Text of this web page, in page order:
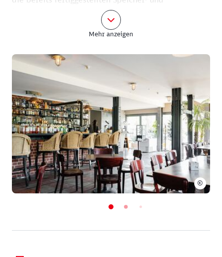
Lagergebäude wurden in Gebrauch genommen,
verfallen jedoch seit Anfang der 1990er Jahre. Sie
wurden zu einem fotogenen Lost Place.
Im Juli 2012 schließlich beschloss der Stadtrat, den
Lindenauer Hafen endlich mit dem Karl-Heine-Kanal
zu verbinden. Anfang 2015 konnte die 665 Meter
lange Anbindung geflutet werden. Dadurch ist es
mittlerweile möglich, mit dem Boot über den Karl-
Heine-Kanal aus Leipzig bis in das Leipziger
Neuseenland zu fahren.
Das Projekt „Wasserstadt Leipzig“ gab dem Ausbau
des Lindenauer Hafens neuen Schwung. Es ist
geplant, durch eine Verbindung zum Elster-Saale-
Kanal den Anschluss an das europäische
Wasserstraßennetz herzustellen.
Mehr anzeigen
©